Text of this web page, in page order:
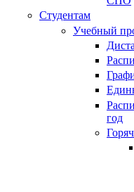
Студентам
Учебный
год